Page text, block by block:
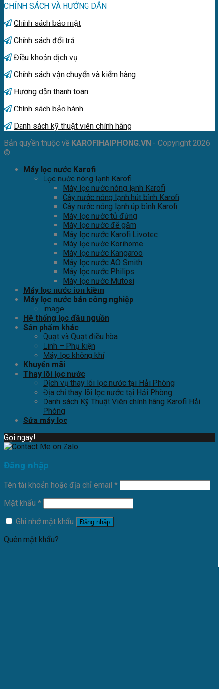
CHÍNH SÁCH VÀ HƯỚNG DẪN
Chính sách bảo mật
Chính sách đổi trả
Điều khoản dịch vụ
Chính sách vận chuyển và kiểm hàng
Hướng dẫn thanh toán
Chính sách bảo hành
Danh sách kỹ thuật viên chính hãng
Bản quyền thuộc về KAROFIHAIPHONG.VN - Copyright 2026
©
Máy lọc nước Karofi
Lọc nước nóng lạnh Karofi
Máy lọc nước nóng lạnh Karofi
Cây nước nóng lạnh hút bình Karofi
Cây nước nóng lạnh úp bình Karofi
Máy lọc nước tủ đứng
Máy lọc nước để gầm
Máy lọc nước Karofi Livotec
Máy lọc nước Korihome
Máy lọc nước Kangaroo
Máy lọc nước AO Smith
Máy lọc nước Philips
Máy lọc nước Mutosi
Máy lọc nước ion kiềm
Máy lọc nước bán công nghiệp
image
Hệ thống lọc đầu nguồn
Sản phẩm khác
Quạt và Quạt điều hòa
Linh – Phụ kiện
Máy lọc không khí
Khuyến mãi
Thay lõi lọc nước
Dịch vụ thay lõi lọc nước tại Hải Phòng
Địa chỉ thay lõi lọc nước tại Hải Phòng
Danh sách Kỹ Thuật Viên chính hãng Karofi Hải
Phòng
Sửa máy lọc
Gọi ngay!
Đăng nhập
Tên tài khoản hoặc địa chỉ email *
Mật khẩu *
Ghi nhớ mật khẩu
Đăng nhập
Quên mật khẩu?